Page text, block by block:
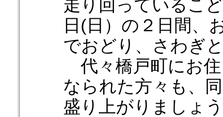
走り回っているこ
日(日）の２日間、
でおどり、さわぎ
代々橋戸町にお
なられた方々も、
盛り上がりましょ